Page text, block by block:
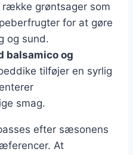
grøntsager som
for at gøre
og sund.
balsamico og
tilføjer en syrlig
smag.
efter sæsonens
At